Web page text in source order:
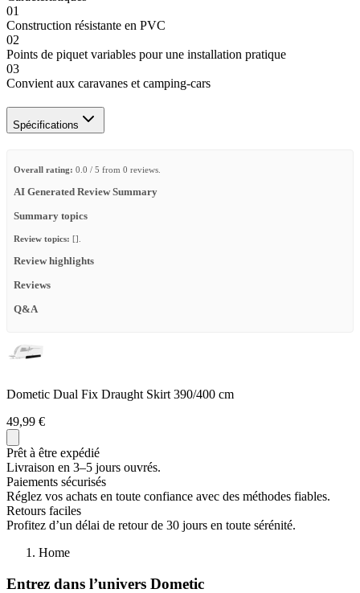
01
Construction résistante en PVC
02
Points de piquet variables pour une installation pratique
03
Convient aux caravanes et camping-cars
Spécifications
Overall rating: 0.0 / 5 from 0 reviews.
AI Generated Review Summary
Summary topics
Review topics: [].
Review highlights
Reviews
Q&A
Dometic Dual Fix Draught Skirt 390/400 cm
49,99 €
Prêt à être expédié
Livraison en 3–5 jours ouvrés.
Paiements sécurisés
Réglez vos achats en toute confiance avec des méthodes fiables.
Retours faciles
Profitez d’un délai de retour de 30 jours en toute sérénité.
Home
Entrez dans l’univers Dometic